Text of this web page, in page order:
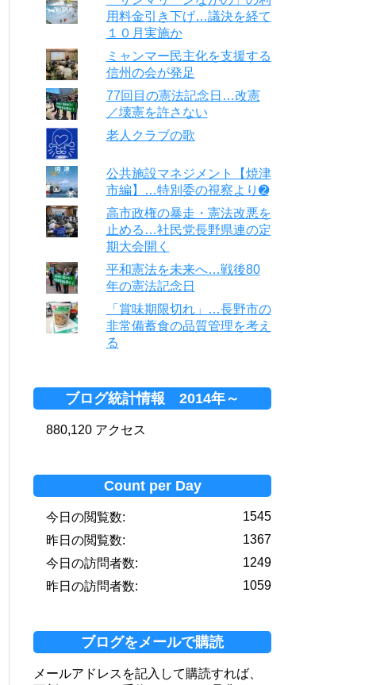
用料金引き下げ…議決を経て
１０月実施か
ミャンマー民主化を支援する
信州の会が発足
77回目の憲法記念日…改憲
／壊憲を許さない
老人クラブの歌
公共施設マネジメント【焼津
市編】…特別委の視察より➋
高市政権の暴走・憲法改悪を
止める…社民党長野県連の定
期大会開く
平和憲法を未来へ…戦後80
年の憲法記念日
「賞味期限切れ」…長野市の
非常備蓄食の品質管理を考え
る
ブログ統計情報 2014年～
880,120 アクセス
Count per Day
1545
今日の閲覧数:
1367
昨日の閲覧数:
1249
今日の訪問者数:
1059
昨日の訪問者数:
ブログをメールで購読
メールアドレスを記入して購読すれば、